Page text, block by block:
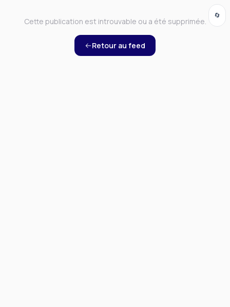
Cette publication est introuvable ou a été supprimée.
Retour au feed
🔄